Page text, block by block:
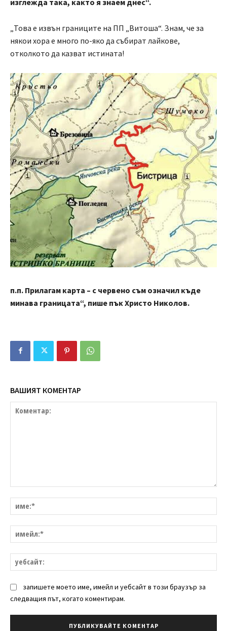
„Това е извън границите на ПП „Витоша“. Знам, че за
някои хора е много по-яко да събират лайкове,
отколкото да казват истината!
п.п. Прилагам карта – с червено съм означил къде
минава границата“, пише пък Христо Николов.
ВАШИЯТ КОМЕНТАР
запишете моето име, имейл и уебсайт в този браузър за
следващия път, когато коментирам.